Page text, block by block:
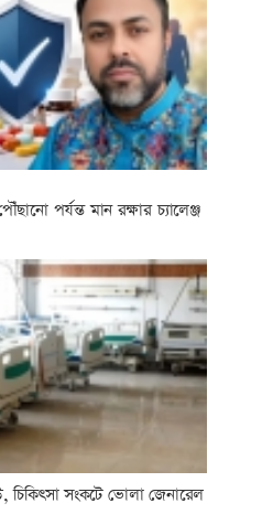
পর্যন্ত মান রক্ষার চ্যালেঞ্জ
সংকটে ভোলা জেনারেল